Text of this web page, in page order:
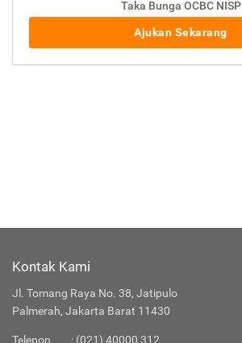
Taka Bunga OCBC NISP
Ajukan Sekarang
Kontak Kami
Jl. Tomang Raya No. 38, Jatipulo
Palmerah, Jakarta Barat 11430
Telepon : (021) 40000 312